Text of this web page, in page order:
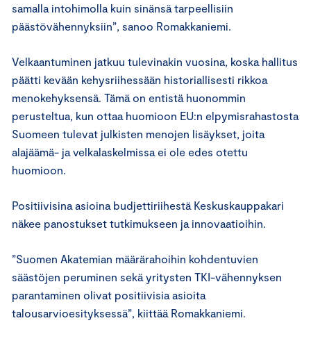
samalla intohimolla kuin sinänsä tarpeellisiin
päästövähennyksiin”, sanoo Romakkaniemi.
Velkaantuminen jatkuu tulevinakin vuosina, koska hallitus
päätti kevään kehysriihessään historiallisesti rikkoa
menokehyksensä. Tämä on entistä huonommin
perusteltua, kun ottaa huomioon EU:n elpymisrahastosta
Suomeen tulevat julkisten menojen lisäykset, joita
alajäämä- ja velkalaskelmissa ei ole edes otettu
huomioon.
Positiivisina asioina budjettiriihestä Keskuskauppakari
näkee panostukset tutkimukseen ja innovaatioihin.
”Suomen Akatemian määrärahoihin kohdentuvien
säästöjen peruminen sekä yritysten TKI-vähennyksen
parantaminen olivat positiivisia asioita
talousarvioesityksessä”, kiittää Romakkaniemi.